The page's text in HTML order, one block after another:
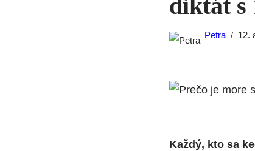
diktát s
Petra 12.
Každý, kto sa